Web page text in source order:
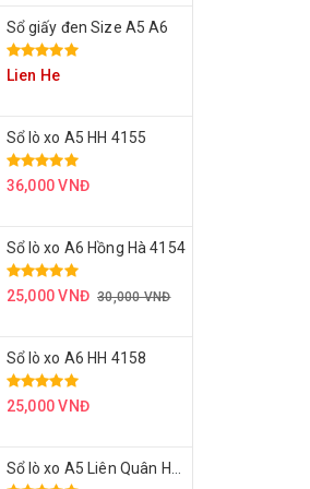
Sổ giấy đen Size A5 A6
Lien He
Sổ lò xo A5 HH 4155
36,000 VNĐ
Sổ lò xo A6 Hồng Hà 4154
25,000 VNĐ 30,000 VNĐ
Sổ lò xo A6 HH 4158
25,000 VNĐ